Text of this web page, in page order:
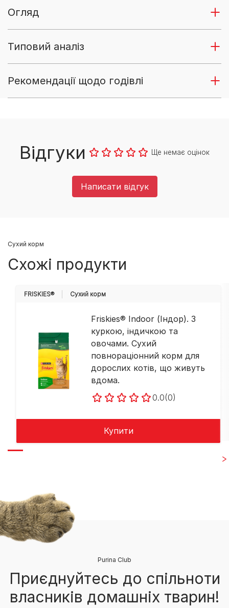
Огляд
Типовий аналіз
Рекомендації щодо годівлі
Відгуки Ще немає оцінок
Написати відгук
Cухий корм
Схожі продукти
FRISKIES® Cухий корм
Friskies® Indoor (Індор). З
куркою, індичкою та
овочами. Сухий
повнораціонний корм для
дорослих котів, що живуть
вдома.
0.0(0)
Купити
Purina Club
Приєднуйтесь до спільноти
власників домашніх тварин!